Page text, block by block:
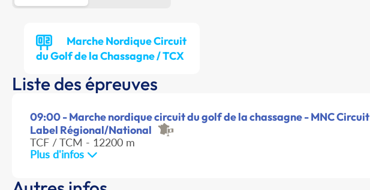
Marche Nordique Circuit
du Golf de la Chassagne / TCX
Liste des épreuves
09:00 - Marche nordique circuit du golf de la chassagne - MNC Circuit
Label Régional/National
TCF / TCM - 12200 m
Plus d'infos